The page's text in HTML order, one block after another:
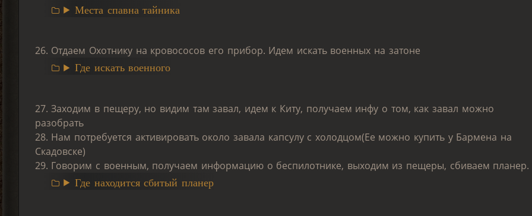
Места спавна тайника
26. Отдаем Охотнику на кровососов его прибор. Идем искать военных на затоне
Где искать военного
27. Заходим в пещеру, но видим там завал, идем к Киту, получаем инфу о том, как завал можно
разобрать
28. Нам потребуется активировать около завала капсулу с холодцом(Ее можно купить у Бармена на
Скадовске)
29. Говорим с военным, получаем информацию о беспилотнике, выходим из пещеры, сбиваем планер.
Где находится сбитый планер